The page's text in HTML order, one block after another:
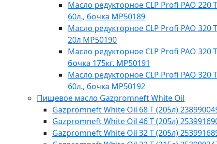
Масло редукторное CLP Profi PAO 220
60л., бочка МР50189
Масло редукторное CLP Profi PAO 320
20л МР50190
Масло редукторное CLP Profi PAO 320
бочка 175кг. МР50191
Масло редукторное CLP Profi PAO 320
60л., бочка МР50192
Пищевое масло Gazpromneft White Oil
Gazpromneft White Oil 68 T (205л)
Gazpromneft White Oil 46 T (205л)
Gazpromneft White Oil 32 T (205л)